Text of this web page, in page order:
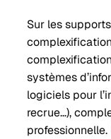
Sur les
systèmes
logiciels pour
recrue…),
professionnelle.